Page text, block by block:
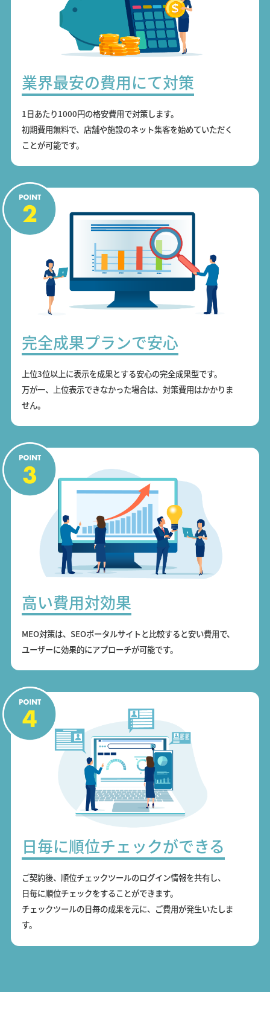
業界最安の費用にて対策
1日あたり1000円の格安費用で対策します。
初期費用無料で、店舗や施設のネット集客を始めていただく
ことが可能です。
完全成果プランで安心
上位3位以上に表示を成果とする安心の完全成果型です。
万が一、上位表示できなかった場合は、対策費用はかかりま
せん。
高い費用対効果
MEO対策は、SEOポータルサイトと比較すると安い費用で、
ユーザーに効果的にアプローチが可能です。
日毎に順位チェックができる
ご契約後、順位チェックツールのログイン情報を共有し、
日毎に順位チェックをすることができます。
チェックツールの日毎の成果を元に、ご費用が発生いたしま
す。